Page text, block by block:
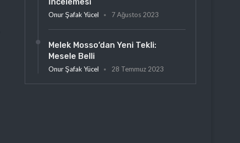
Onur Şafak Yücel 7 Ağustos 2023
Melek Mosso’dan Yeni Tekli:
Mesele Belli
Onur Şafak Yücel 28 Temmuz 2023